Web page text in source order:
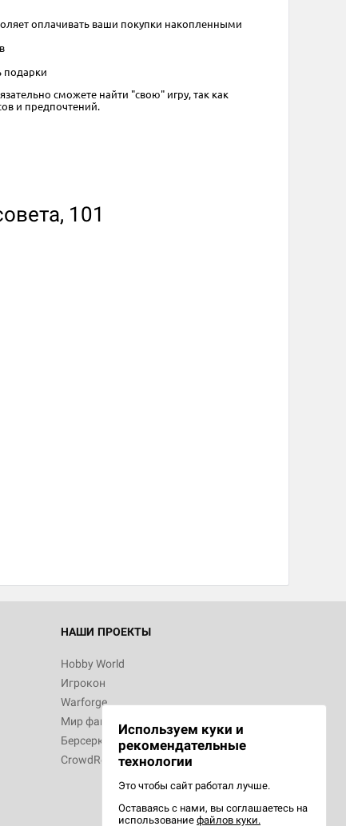
оплачивать ваши покупки накопленными
подарки
сможете найти "свою" игру, так как
и предпочтений.
101
НАШИ ПРОЕКТЫ
Hobby World
Игрокон
Warforge
Мир фантастики
Берсерк
CrowdRepublic
Используем куки и
рекомендательные
технологии
Это чтобы сайт работал лучше.
Оставаясь с нами, вы соглашаетесь на
использование файлов куки.